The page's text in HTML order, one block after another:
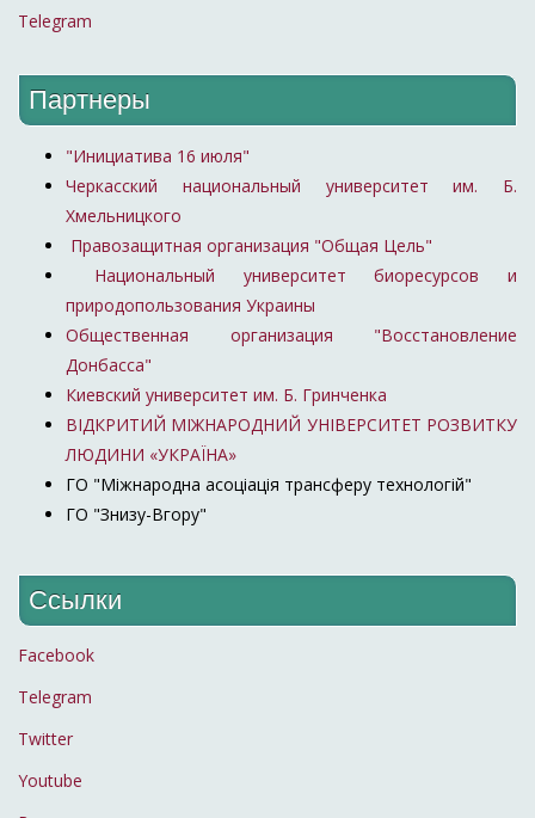
Telegram
Партнеры
"Инициатива 16 июля"
Черкасский национальный университет им. Б.
Хмельницкого
Правозащитная организация "Общая Цель"
Национальный университет биоресурсов и
природопользования Украины
Общественная организация "Восстановление
Донбасса"
Киевский университет им. Б. Гринченка
ВІДКРИТИЙ МІЖНАРОДНИЙ УНІВЕРСИТЕТ РОЗВИТКУ
ЛЮДИНИ «УКРАЇНА»
ГО "Міжнародна асоціація трансферу технологій"
ГО "Знизу-Вгору"
Ссылки
Facebook
Telegram
Twitter
Youtube